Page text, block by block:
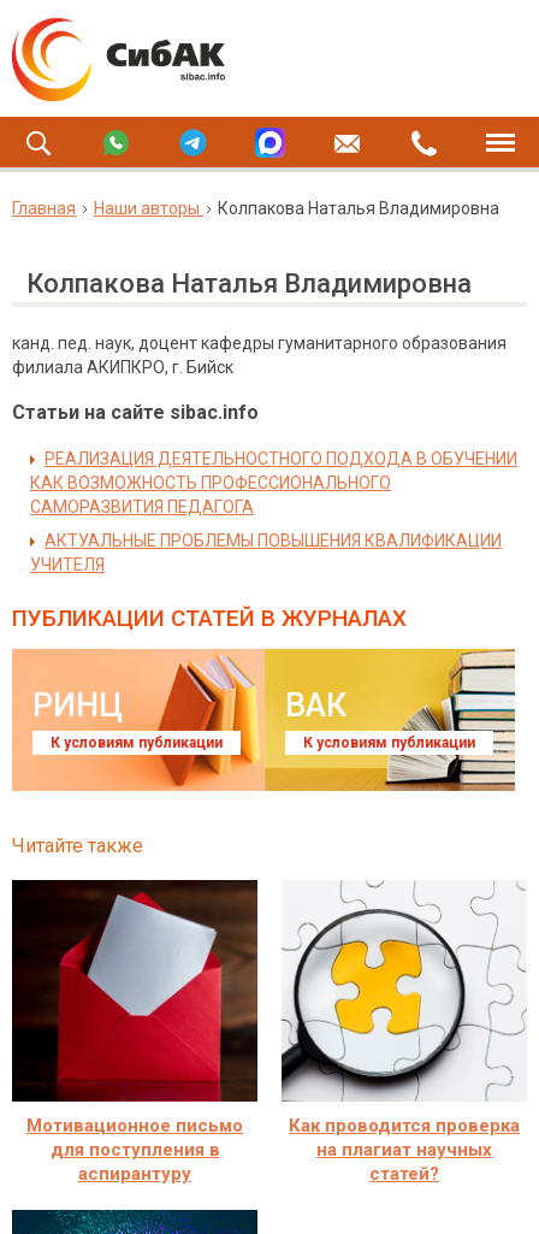
Главная Наши авторы Колпакова Наталья Владимировна
Колпакова Наталья Владимировна
канд. пед. наук, доцент кафедры гуманитарного образования
филиала АКИПКРО, г. Бийск
Статьи на сайте sibac.info
РЕАЛИЗАЦИЯ ДЕЯТЕЛЬНОСТНОГО ПОДХОДА В ОБУЧЕНИИ
КАК ВОЗМОЖНОСТЬ ПРОФЕССИОНАЛЬНОГО
САМОРАЗВИТИЯ ПЕДАГОГА
АКТУАЛЬНЫЕ ПРОБЛЕМЫ ПОВЫШЕНИЯ КВАЛИФИКАЦИИ
УЧИТЕЛЯ
ПУБЛИКАЦИИ СТАТЕЙ В ЖУРНАЛАХ
РИНЦ
К условиям публикации
ВАК
К условиям публикации
Читайте также
Мотивационное письмо
для поступления в
аспирантуру
Как проводится проверка
на плагиат научных
статей?